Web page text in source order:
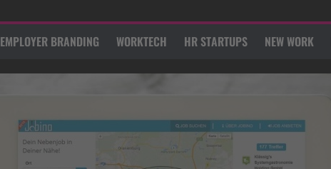
EMPLOYER BRANDING WORKTECH HR STARTUPS NEW WORK